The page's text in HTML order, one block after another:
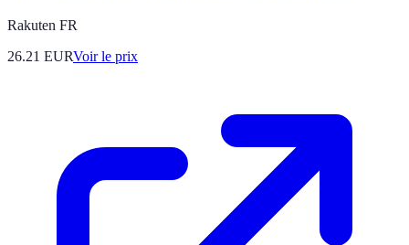
Rakuten FR
26.21 EURVoir le prix